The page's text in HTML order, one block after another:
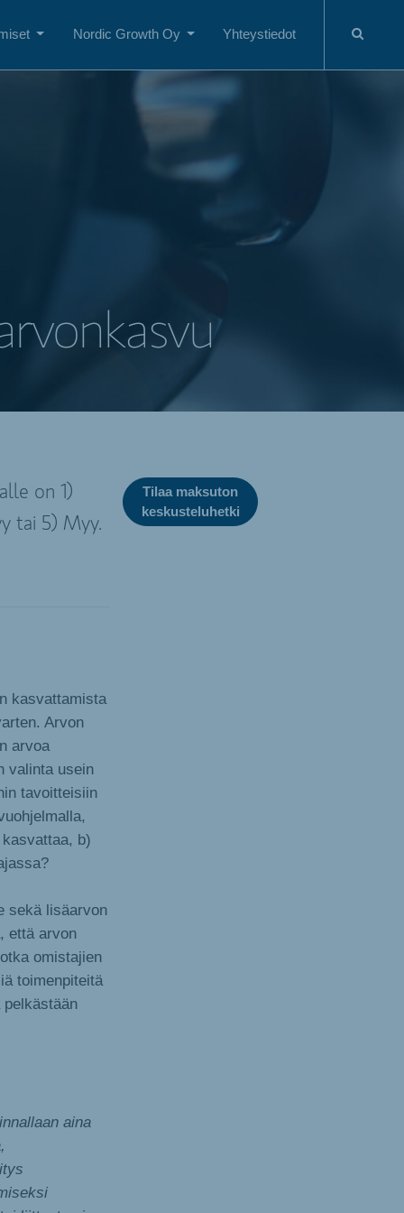
Nordic Growth Oy Yhteystiedot
Tilaa maksuton
keskusteluhetki
on 1)
tai 5) Myy.
kasvattamista
Arvon
arvoa
valinta usein
tavoitteisiin
b)
sekä lisäarvon
että arvon
omistajien
toimenpiteitä
aina